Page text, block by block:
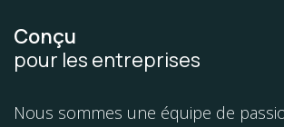
Conçu
pour les entreprises
Nous sommes une équipe de